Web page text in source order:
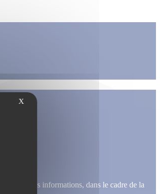
des informations, dans le cadre de la
X